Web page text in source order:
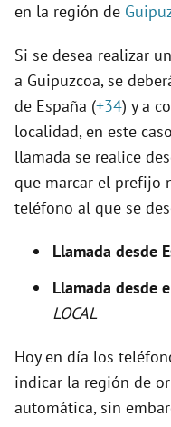
en la región de
Si se desea realizar
a Guipuzcoa, se
de España (+34) y a
localidad, en este caso
llamada se realice
que marcar el prefijo
teléfono al que se
Llamada desde
Llamada desde
LOCAL
Hoy en día los
indicar la región de
automática, sin